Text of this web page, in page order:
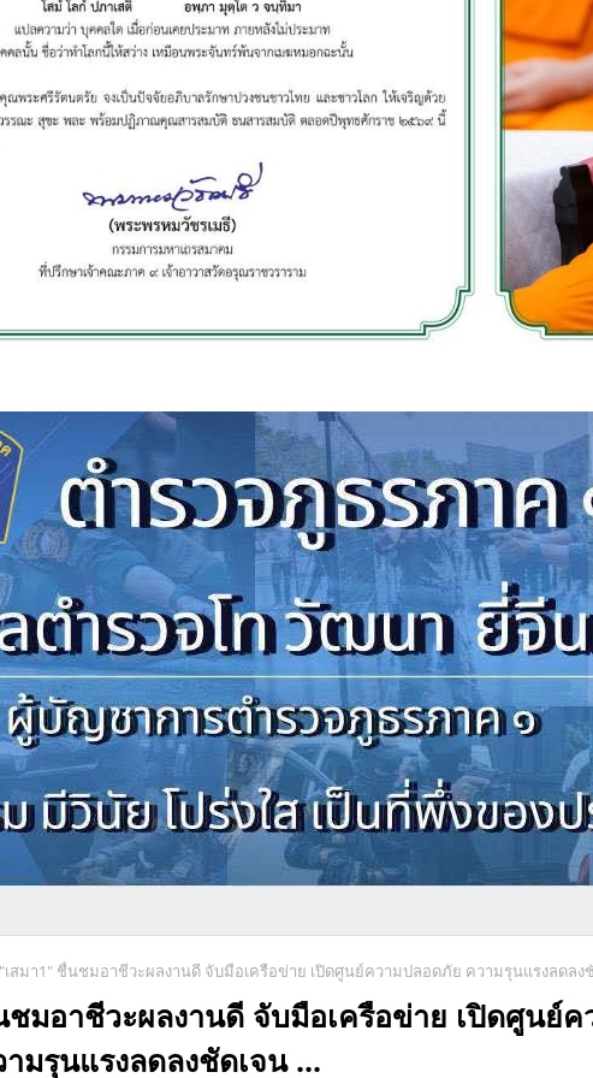
"เสมา1" ชื่นชมอาชีวะผลงานดี จับมือเครือข่าย เปิดศูนย์ความปลอดภัย ความรุนแรงลดลง
มอาชีวะผลงานดี จับมือเครือข่าย เปิดศูนย์ค
มรุนแรงลดลงชัดเจน ...